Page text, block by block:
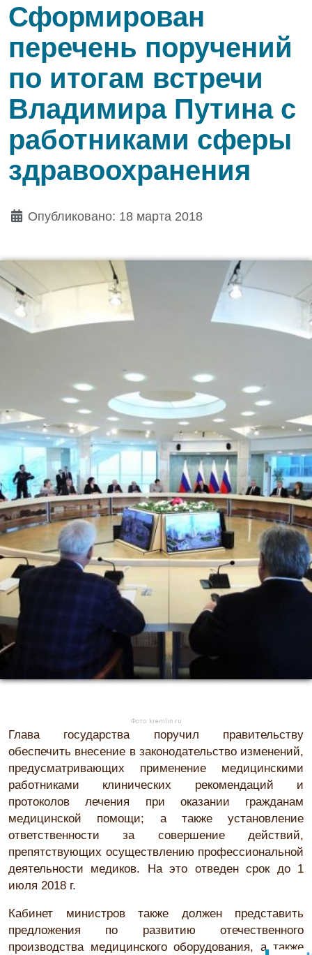
Сформирован
перечень поручений
по итогам встречи
Владимира Путина с
работниками сферы
здравоохранения
Опубликовано: 18 марта 2018
Фото: kremlin.ru
Глава государства поручил правительству
обеспечить внесение в законодательство изменений,
предусматривающих применение медицинскими
работниками клинических рекомендаций и
протоколов лечения при оказании гражданам
медицинской помощи; а также установление
ответственности за совершение действий,
препятствующих осуществлению профессиональной
деятельности медиков. На это отведен срок до 1
июля 2018 г.
Кабинет министров также должен представить
предложения по развитию отечественного
производства медицинского оборудования, а также